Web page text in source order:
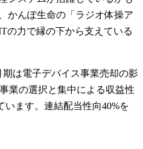
かんぽ生命の「ラジオ体操ア
の力で縁の下から支えている
は電子デバイス事業売却の影
業の選択と集中による収益性
います。連結配当性向40%を